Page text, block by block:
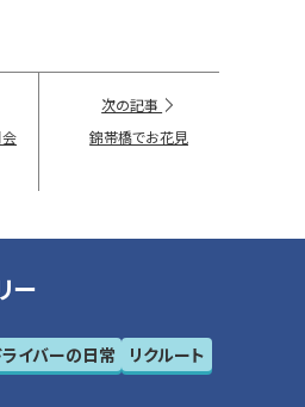
次の記事
錦帯橋でお花見
ー
イバーの日常 リクルート